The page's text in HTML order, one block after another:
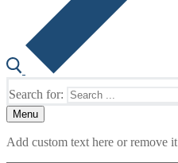
Search for:
Menu
Add custom text here or remove it